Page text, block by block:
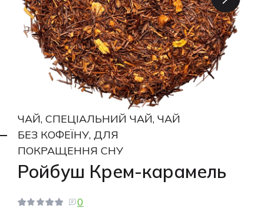
ЧАЙ, СПЕЦІАЛЬНИЙ ЧАЙ, ЧАЙ
БЕЗ КОФЕЇНУ, ДЛЯ
ПОКРАЩЕННЯ СНУ
Ройбуш Крем-карамель
0